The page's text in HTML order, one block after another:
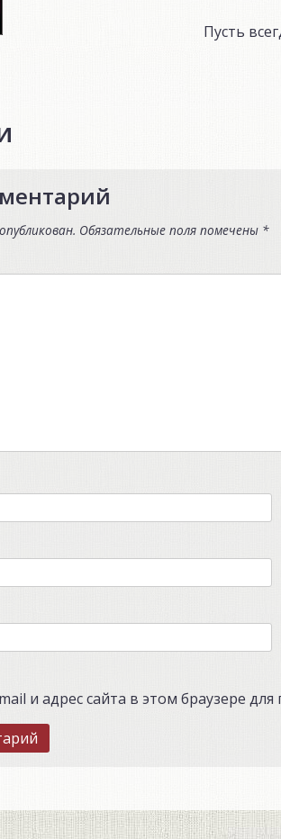
Пусть
Обязательные поля помечены *
и адрес сайта в этом браузере